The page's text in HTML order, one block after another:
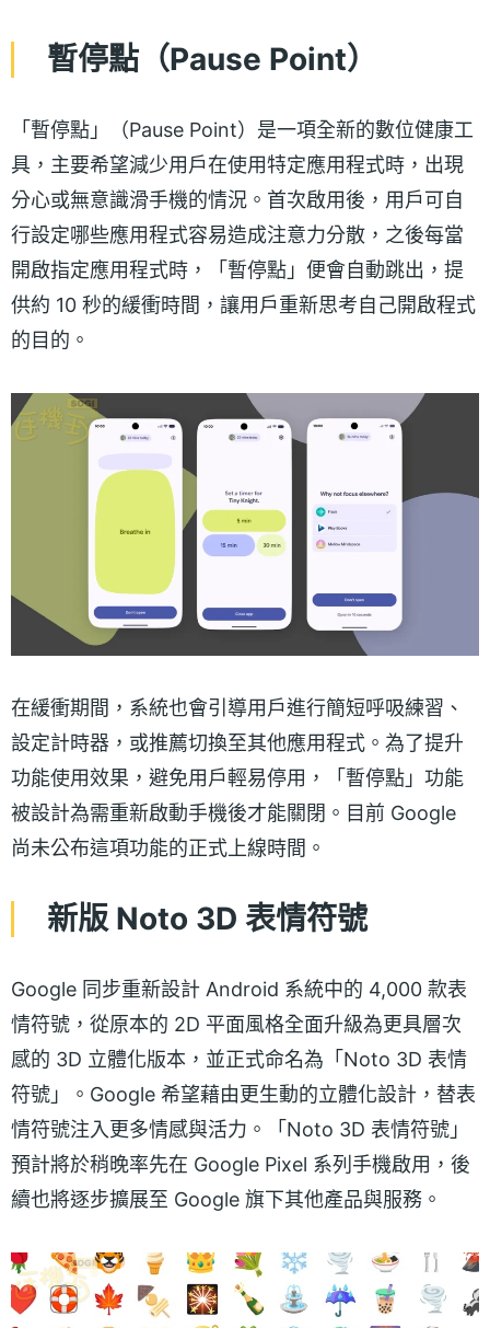
暫停點（Pause Point）
「暫停點」（Pause Point）是一項全新的數位健康工
具，主要希望減少用戶在使用特定應用程式時，出現
分心或無意識滑手機的情況。首次啟用後，用戶可自
行設定哪些應用程式容易造成注意力分散，之後每當
開啟指定應用程式時，「暫停點」便會自動跳出，提
供約 10 秒的緩衝時間，讓用戶重新思考自己開啟程式
的目的。
在緩衝期間，系統也會引導用戶進行簡短呼吸練習、
設定計時器，或推薦切換至其他應用程式。為了提升
功能使用效果，避免用戶輕易停用，「暫停點」功能
被設計為需重新啟動手機後才能關閉。目前 Google
尚未公布這項功能的正式上線時間。
新版 Noto 3D 表情符號
Google 同步重新設計 Android 系統中的 4,000 款表
情符號，從原本的 2D 平面風格全面升級為更具層次
感的 3D 立體化版本，並正式命名為「Noto 3D 表情
符號」。Google 希望藉由更生動的立體化設計，替表
情符號注入更多情感與活力。「Noto 3D 表情符號」
預計將於稍晚率先在 Google Pixel 系列手機啟用，後
續也將逐步擴展至 Google 旗下其他產品與服務。